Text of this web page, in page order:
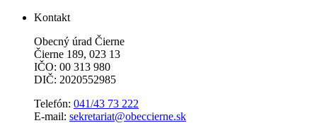
Kontakt
Obecný úrad Čierne
Čierne 189, 023 13
IČO: 00 313 980
DIČ: 2020552985
Telefón: 041/43 73 222
E-mail: sekretariat@obeccierne.sk